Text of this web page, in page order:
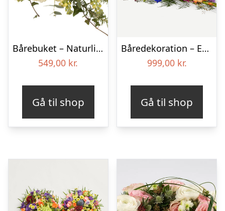
Bårebuket – Naturlig hvid
549,00 kr.
Gå til shop
Båredekoration – Et farverigt farvel
999,00 kr.
Gå til shop